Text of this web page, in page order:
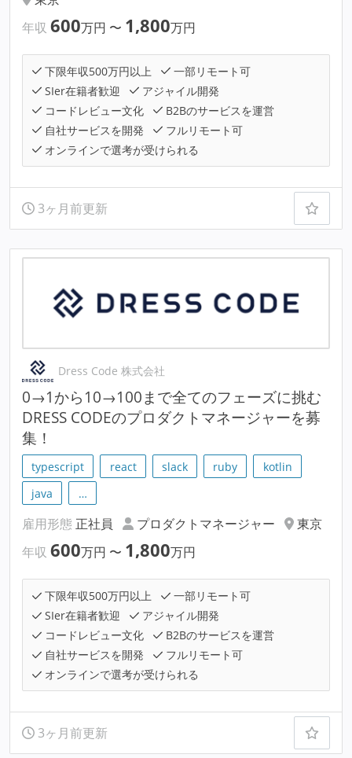
年収 600万円 〜 1,800万円
下限年収500万円以上
一部リモート可
SIer在籍者歓迎
アジャイル開発
コードレビュー文化
B2Bのサービスを運営
自社サービスを開発
フルリモート可
オンラインで選考が受けられる
3ヶ月前更新
Dress Code 株式会社
0→1から10→100まで全てのフェーズに挑む
DRESS CODEのプロダクトマネージャーを募
集！
typescript react slack ruby
kotlin
java
…
雇用形態 正社員 プロダクトマネージャー
東京
年収 600万円 〜 1,800万円
下限年収500万円以上
一部リモート可
SIer在籍者歓迎
アジャイル開発
コードレビュー文化
B2Bのサービスを運営
自社サービスを開発
フルリモート可
オンラインで選考が受けられる
3ヶ月前更新